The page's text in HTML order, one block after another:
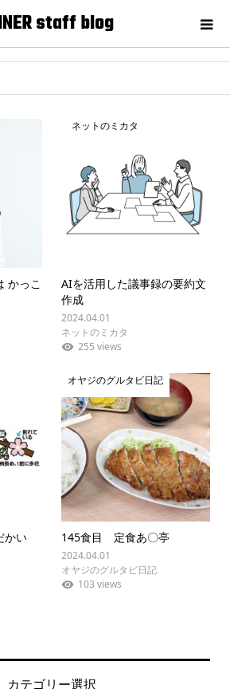
staff blog
かっこ
ネットのミカタ
AIを活用した議事録の要約文
作成
2024.04.01
ネットのミカタ
255 views
かい
オヤジのグルタビ日記
145食目 定食あ〇亭
2024.04.01
オヤジのグルタビ日記
103 views
カテゴリー選択